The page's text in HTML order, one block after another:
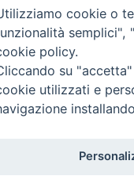
i diritti
cookie o
semplici",
policy.
su
utilizzati e